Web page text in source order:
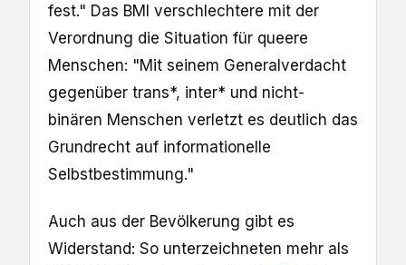
fest." Das BMI verschlechtere mit der
Verordnung die Situation für queere
Menschen: "Mit seinem Generalverdacht
gegenüber trans*, inter* und nicht-
binären Menschen verletzt es deutlich das
Grundrecht auf informationelle
Selbstbestimmung."
Auch aus der Bevölkerung gibt es
Widerstand: So unterzeichneten mehr als